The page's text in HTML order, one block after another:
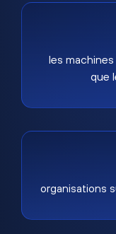
les
que
organisations